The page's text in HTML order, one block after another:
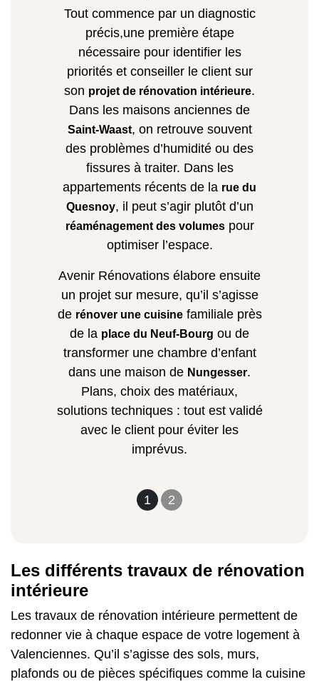
1 2
Tout commence par un diagnostic
précis,une première étape
nécessaire pour identifier les
priorités et conseiller le client sur
son projet de rénovation intérieure.
Dans les maisons anciennes de
Saint-Waast, on retrouve souvent
des problèmes d’humidité ou des
fissures à traiter. Dans les
appartements récents de la rue du
Quesnoy, il peut s’agir plutôt d’un
réaménagement des volumespour
optimiser l’espace.
Avenir Rénovations élabore ensuite
un projet sur mesure, qu’il s’agisse
de rénover une cuisinefamiliale près
de la place du Neuf-Bourg ou de
transformer une chambre d’enfant
dans une maison de Nungesser.
Plans, choix des matériaux,
solutions techniques : tout est validé
avec le client pour éviter les
imprévus.
Les différents travaux de rénovation
intérieure
Les travaux de rénovation intérieure permettent de
redonner vie à chaque espace de votre logement à
Valenciennes. Qu’il s’agisse des sols, murs,
plafonds ou de pièces spécifiques comme la cuisine